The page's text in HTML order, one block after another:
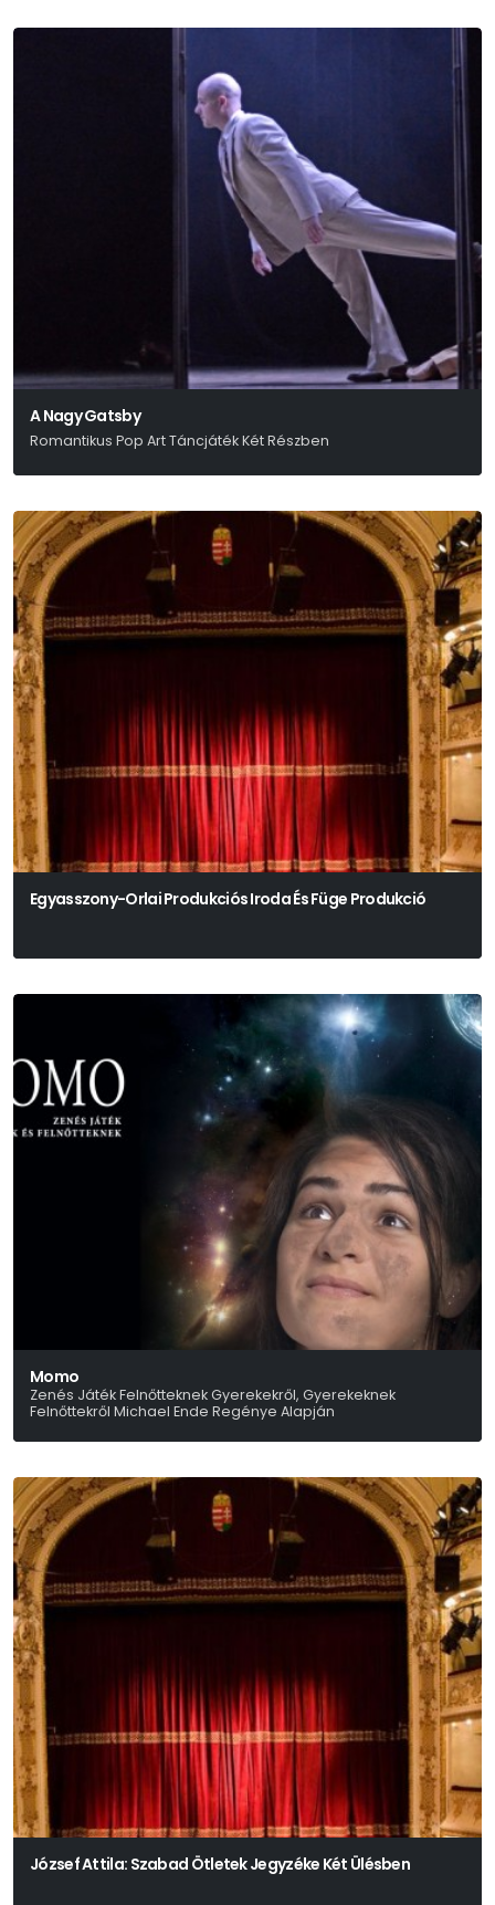
A Nagy Gatsby
Romantikus Pop Art Táncjáték Két Részben
Egyasszony-Orlai Produkciós Iroda És Füge Produkció
Momo
Zenés Játék Felnőtteknek Gyerekekről, Gyerekeknek
Felnőttekről Michael Ende Regénye Alapján
Faragó Zsuzsa-Laboda Kornél
József Attila: Szabad Ötletek Jegyzéke Két Ülésben